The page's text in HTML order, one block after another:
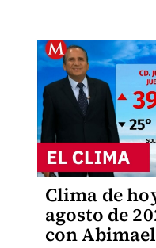
Clima de
agosto de
con